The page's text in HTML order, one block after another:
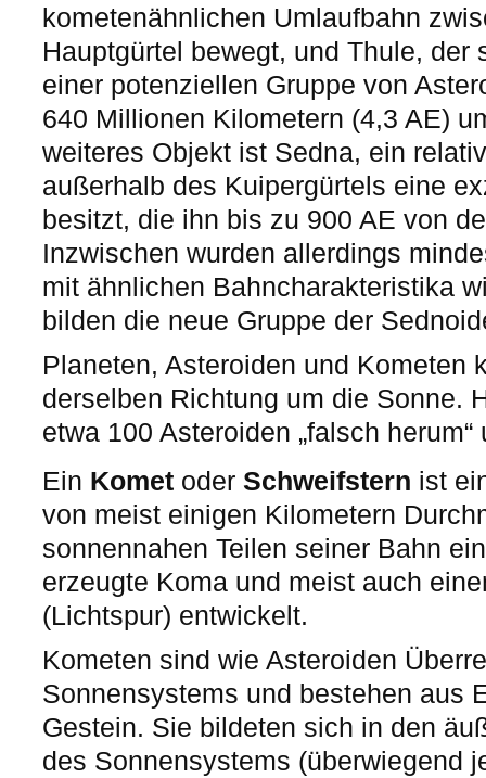
kometenähnlichen Umlaufbahn
Hauptgürtel bewegt, und Thule, der
einer potenziellen Gruppe von
640 Millionen Kilometern (4,3 AE)
weiteres Objekt ist Sedna, ein
außerhalb des Kuipergürtels eine
besitzt, die ihn bis zu 900 AE von
Inzwischen wurden allerdings
mit ähnlichen Bahncharakteristika
bilden die neue Gruppe der
Planeten, Asteroiden und Kometen
derselben Richtung um die Sonne.
etwa 100 Asteroiden „falsch
Ein Komet oder Schweifstern ist
von meist einigen Kilometern
sonnennahen Teilen seiner Bahn
erzeugte Koma und meist auch
(Lichtspur) entwickelt.
Kometen sind wie Asteroiden
Sonnensystems und bestehen aus
Gestein. Sie bildeten sich in den
des Sonnensystems (überwiegend